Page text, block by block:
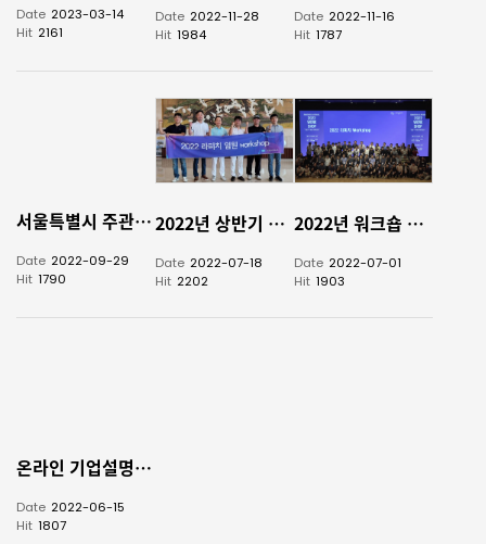
Date 2023-03-14
Hit 2161
Date 2022-11-28
Hit 1984
Date 2022-11-16
Hit 1787
서울특별시 주관 서울형 강소기업 선정
Date 2022-09-29
Hit 1790
2022년 상반기 임원 워크숍 개최
Date 2022-07-18
Hit 2202
2022년 워크숍 개최
Date 2022-07-01
Hit 1903
온라인 기업설명회(IR) 개최
Date 2022-06-15
Hit 1807